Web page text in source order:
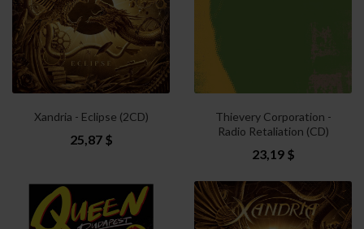
Xandria - Eclipse (2CD)
25,87 $
Thievery Corporation -
Radio Retaliation (CD)
23,19 $